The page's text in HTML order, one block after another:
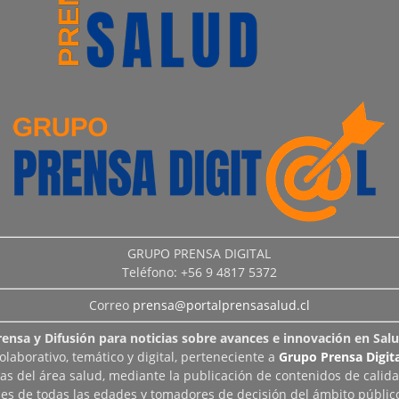
GRUPO PRENSA DIGITAL
Teléfono: +56 9 4817 5372
Correo prensa@portalprensasalud.cl
y Difusión para noticias sobre avances e innovación en
temático y digital, perteneciente a Grupo Prensa
del área salud, mediante la publicación de contenidos de
de todas las edades y tomadores de decisión del ámbito